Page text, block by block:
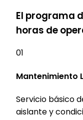
El programa
horas de
01
Mantenimiento
Servicio básico
aislante y